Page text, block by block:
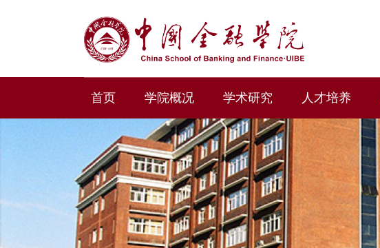
首页 学院概况 学术研究 人才培养